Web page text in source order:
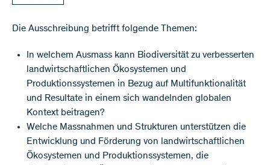
​Die Ausschreibung betrifft folgende Themen:
In welchem Ausmass kann Biodiversität zu verbesserten
landwirtschaftlichen Ökosystemen und
Produktionssystemen in Bezug auf Multifunktionalität
und Resultate in einem sich wandelnden globalen
Kontext beitragen?
Welche Massnahmen und Strukturen unterstützen die
Entwicklung und Förderung von landwirtschaftlichen
Ökosystemen und Produktionssystemen, die